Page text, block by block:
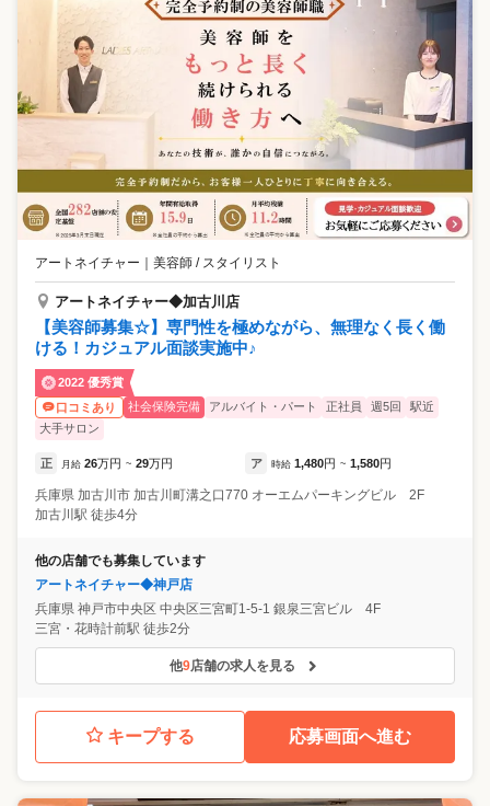
アートネイチャー ｜ 美容師 / スタイリスト
アートネイチャー◆加古川店
【美容師募集☆】専門性を極めながら、無理なく長く働
ける！カジュアル面談実施中♪
2022 優秀賞
口コミあり
社会保険完備 アルバイト・パート 正社員 週5回
駅近
大手サロン
正 月給 26万円 ~ 29万円 ア 時給 1,480円 ~ 1,580円
兵庫県 加古川市 加古川町溝之口770 オーエムパーキングビル 2F
加古川駅 徒歩4分
他の店舗でも募集しています
アートネイチャー◆神戸店
兵庫県 神戸市中央区 中央区三宮町1-5-1 銀泉三宮ビル 4F
三宮・花時計前駅 徒歩2分
他9店舗の求人を見る
キープする 応募画面へ進む